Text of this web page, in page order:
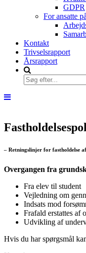
GDPR
For ansatte
Kontakt
Trivselsrapport
Årsrapport
– Retningslinjer for fastholdelse
Overgangen fra
Fra elev til student
Vejledning om
Indsats mod
Frafald erstattes af
Udvikling af
Hvis du har spørgsmål